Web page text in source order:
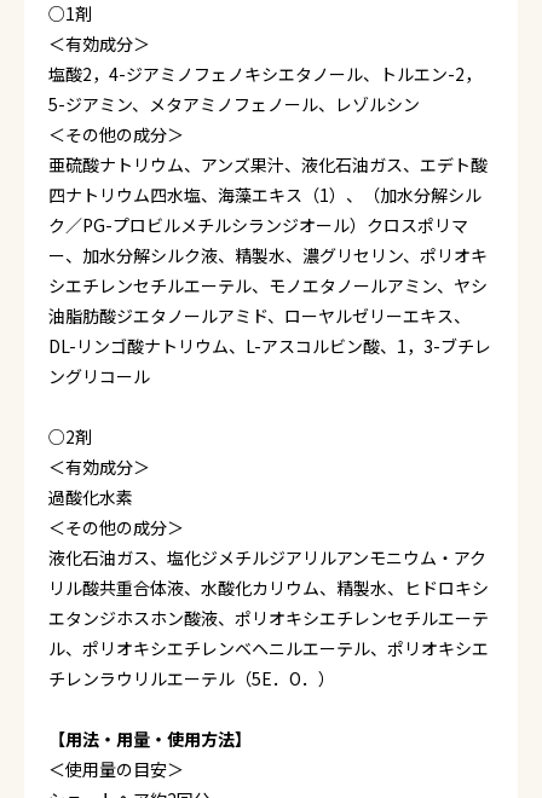
○1剤
＜有効成分＞
塩酸2，4-ジアミノフェノキシエタノール、トルエン-2，
5-ジアミン、メタアミノフェノール、レゾルシン
＜その他の成分＞
亜硫酸ナトリウム、アンズ果汁、液化石油ガス、エデト酸
四ナトリウム四水塩、海藻エキス（1）、（加水分解シル
ク／PG-プロビルメチルシランジオール）クロスポリマ
ー、加水分解シルク液、精製水、濃グリセリン、ポリオキ
シエチレンセチルエーテル、モノエタノールアミン、ヤシ
油脂肪酸ジエタノールアミド、ローヤルゼリーエキス、
DL-リンゴ酸ナトリウム、L-アスコルビン酸、1，3-ブチレ
ングリコール
○2剤
＜有効成分＞
過酸化水素
＜その他の成分＞
液化石油ガス、塩化ジメチルジアリルアンモニウム・アク
リル酸共重合体液、水酸化カリウム、精製水、ヒドロキシ
エタンジホスホン酸液、ポリオキシエチレンセチルエーテ
ル、ポリオキシエチレンベヘニルエーテル、ポリオキシエ
チレンラウリルエーテル（5E．O．）
【用法・用量・使用方法】
＜使用量の目安＞